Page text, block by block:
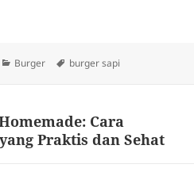
Categories
Burger Tags
burger sapi
Cara
Praktis dan Sehat